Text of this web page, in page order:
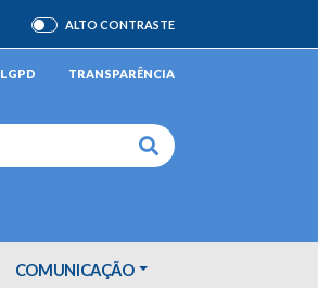
ATIVAR/DESATIVAR
ALTO CONTRASTE
LGPD TRANSPARÊNCIA
Buscar
COMUNICAÇÃO